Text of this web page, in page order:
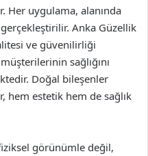
Her uygulama, alanında
Anka Güzellik
ve güvenilirliği
sağlığını
Doğal bileşenler
hem estetik hem de sağlık
görünümle değil,